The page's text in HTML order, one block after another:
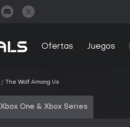
Ofertas Juegos
The Wolf Among Us
Xbox One & Xbox Series